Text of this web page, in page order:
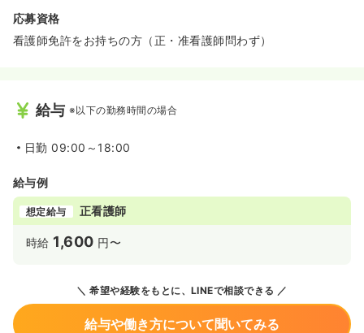
応募資格
看護師免許をお持ちの方（正・准看護師問わず）
給与 ※以下の勤務時間の場合
日勤 09:00～18:00
給与例
想定給与 正看護師
時給 1,600 円〜
希望や経験をもとに、LINEで相談できる
給与や働き方について聞いてみる